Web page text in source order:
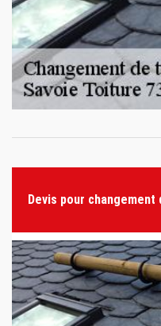
Devis pour changement